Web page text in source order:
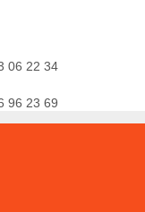
06 22 34
96 23 69